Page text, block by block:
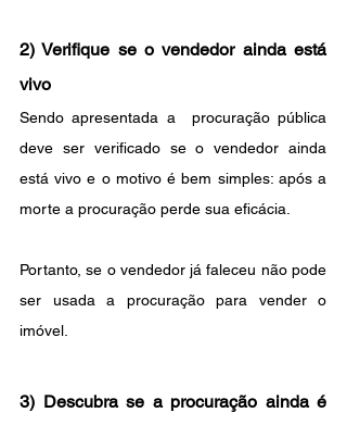
2) Verifique se o vendedor ainda está
vivo
Sendo apresentada a  procuração pública
deve ser verificado se o vendedor ainda
está vivo e o motivo é bem simples: após a
morte a procuração perde sua eficácia.
Portanto, se o vendedor já faleceu não pode
ser usada a procuração para vender o
imóvel.
3) Descubra se a procuração ainda é